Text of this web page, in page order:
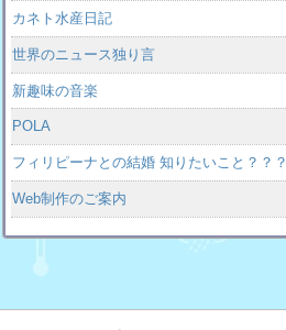
カネト水産日記
世界のニュース独り言
新趣味の音楽
POLA
フィリピーナとの結婚 知りたいこと？？？
Web制作のご案内